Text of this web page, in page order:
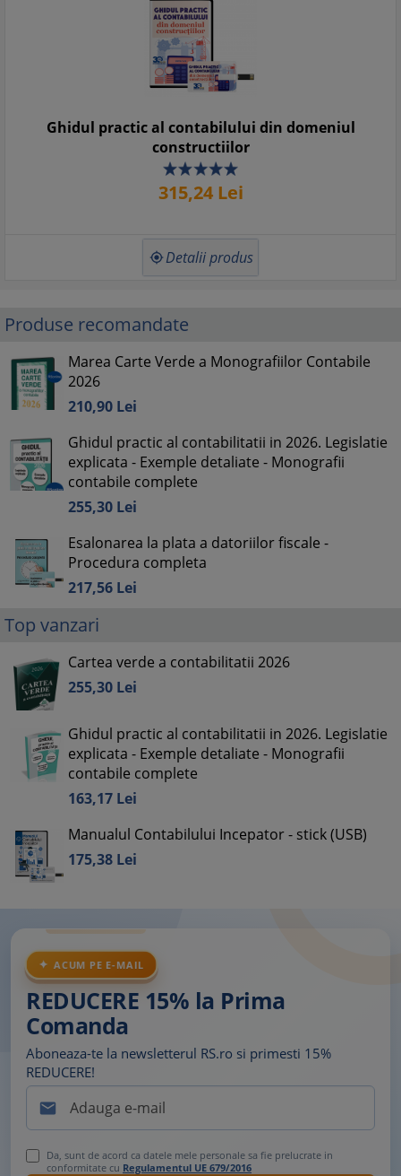
Ghidul practic al contabilului din domeniul
constructiilor
315,24Lei
 Detalii produs
Produse recomandate
Marea Carte Verde a Monografiilor Contabile
2026
210,90 Lei
Ghidul practic al contabilitatii in 2026. Legislatie
explicata - Exemple detaliate - Monografii
contabile complete
255,30 Lei
Esalonarea la plata a datoriilor fiscale -
Procedura completa
217,56 Lei
Top vanzari
Cartea verde a contabilitatii 2026
255,30 Lei
Ghidul practic al contabilitatii in 2026. Legislatie
explicata - Exemple detaliate - Monografii
contabile complete
163,17 Lei
Manualul Contabilului Incepator - stick (USB)
175,38 Lei
ACUM PE E-MAIL
REDUCERE 15% la Prima
Comanda
Aboneaza-te la newsletterul RS.ro si primesti 15%
REDUCERE!

Da, sunt de acord ca datele mele personale sa fie prelucrate in
conformitate cu Regulamentul UE 679/2016